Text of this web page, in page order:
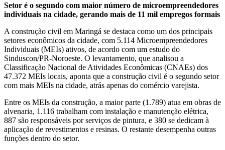
Setor é o segundo com maior número de microempreendedores
individuais na cidade, gerando mais de 11 mil empregos formais
A construção civil em Maringá se destaca como um dos principais
setores econômicos da cidade, com 5.114 Microempreendedores
Individuais (MEIs) ativos, de acordo com um estudo do
Sinduscon/PR-Noroeste. O levantamento, que analisou a
Classificação Nacional de Atividades Econômicas (CNAEs) dos
47.372 MEIs locais, aponta que a construção civil é o segundo setor
com mais MEIs na cidade, atrás apenas do comércio varejista.
Entre os MEIs da construção, a maior parte (1.789) atua em obras de
alvenaria, 1.116 trabalham com instalação e manutenção elétrica,
887 são responsáveis por serviços de pintura, e 380 se dedicam à
aplicação de revestimentos e resinas. O restante desempenha outras
funções dentro do setor.